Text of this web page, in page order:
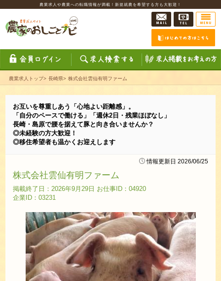
農業求人や農業への転職情報が満載！新規就農を希望する方も大歓迎！
農業求人トップ> 長崎県> 株式会社雲仙有明ファーム
お互いを尊重しあう「心地よい距離感」。
「自分のペースで働ける」「週休2日・残業ほぼなし」
長崎・島原で腰を据えて豚と向き合いませんか？
◎未経験の方大歓迎！
◎移住希望者も温かくお迎えします
情報更新日 2026/06/25
株式会社雲仙有明ファーム
掲載終了日：2026年9月29日 お仕事ID：04920
企業ID：03231